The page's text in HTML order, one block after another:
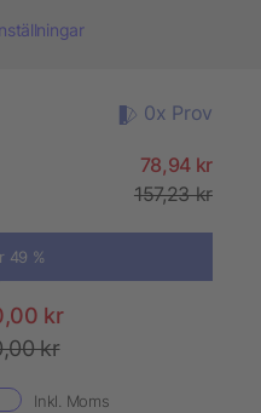
0x Prov
78,94 kr
157,23 kr
49 %
kr
kr
Inkl. Moms